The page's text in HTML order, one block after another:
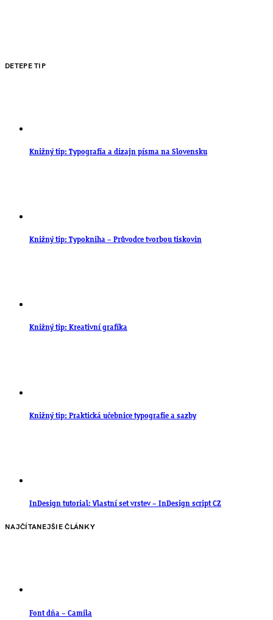
DETEPE TIP
Knižný tip: Typografia a dizajn písma na Slovensku
Knižný tip: Typokniha – Průvodce tvorbou tiskovin
Knižný tip: Kreativní grafika
Knižný tip: Praktická učebnice typografie a sazby
InDesign tutorial: Vlastní set vrstev – InDesign script CZ
NAJČÍTANEJŠIE ČLÁNKY
Font dňa – Camila